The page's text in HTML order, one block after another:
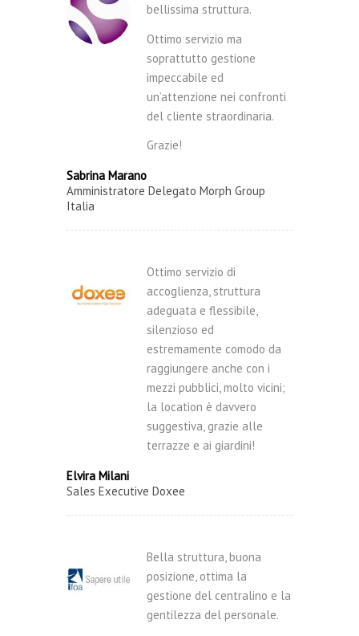
bellissima struttura.
Ottimo servizio ma
soprattutto gestione
impeccabile ed
un’attenzione nei confronti
del cliente straordinaria.
Grazie!
Sabrina Marano
Amministratore Delegato Morph Group
Italia
Ottimo servizio di
accoglienza, struttura
adeguata e flessibile,
silenzioso ed
estremamente comodo da
raggiungere anche con i
mezzi pubblici, molto vicini;
la location è davvero
suggestiva, grazie alle
terrazze e ai giardini!
Elvira Milani
Sales Executive Doxee
Bella struttura, buona
posizione, ottima la
gestione del centralino e la
gentilezza del personale.